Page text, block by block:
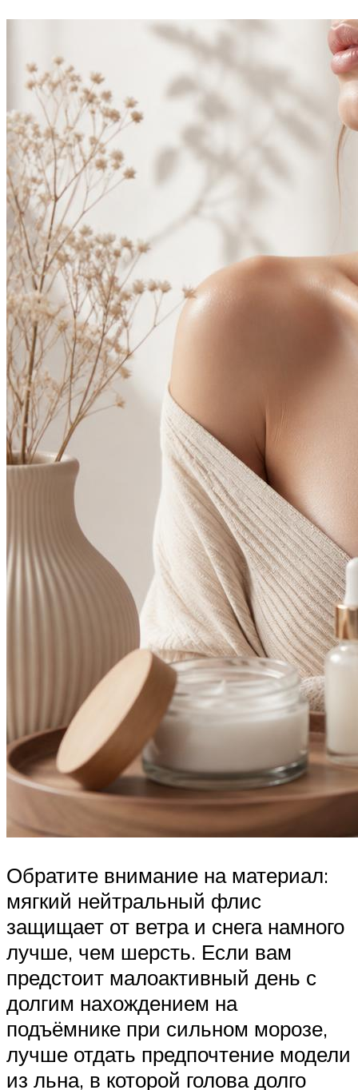
Обратите внимание на материал:
мягкий нейтральный флис
защищает от ветра и снега намного
лучше, чем шерсть. Если вам
предстоит малоактивный день с
долгим нахождением на
подъёмнике при сильном морозе,
лучше отдать предпочтение модели
из льна, в которой голова долго